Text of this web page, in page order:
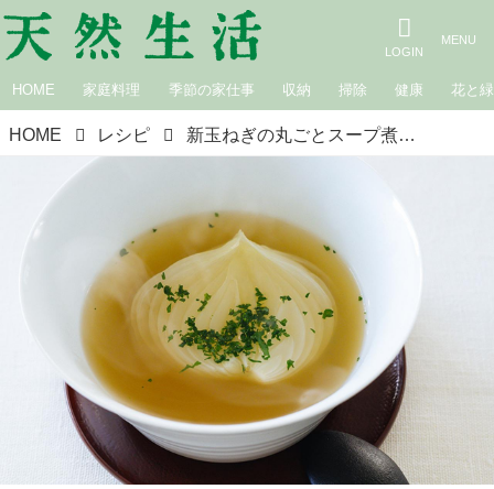
HOME 家庭料理 季節の家仕事 収納 掃除 健康 花と緑
HOME レシピ 新玉ねぎの丸ごとスープ煮｜松田美智子の季節の仕事